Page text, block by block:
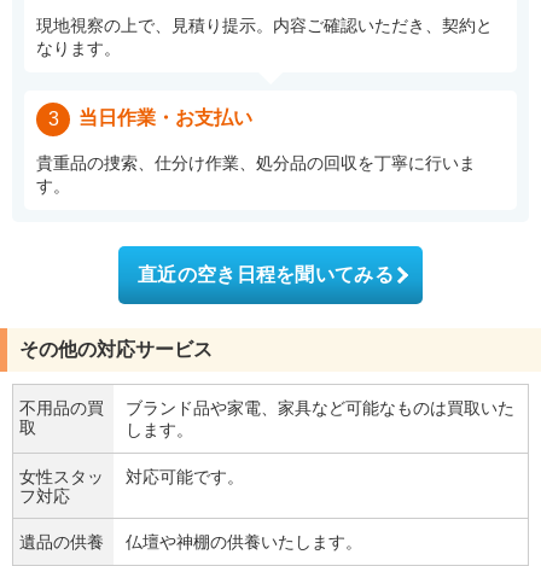
現地視察の上で、見積り提示。内容ご確認いただき、契約と
なります。
3 当日作業・お支払い
貴重品の捜索、仕分け作業、処分品の回収を丁寧に行いま
す。
直近の空き日程を聞いてみる
その他の対応サービス
不用品の買
取
ブランド品や家電、家具など可能なものは買取いた
します。
女性スタッ
フ対応
対応可能です。
遺品の供養 仏壇や神棚の供養いたします。